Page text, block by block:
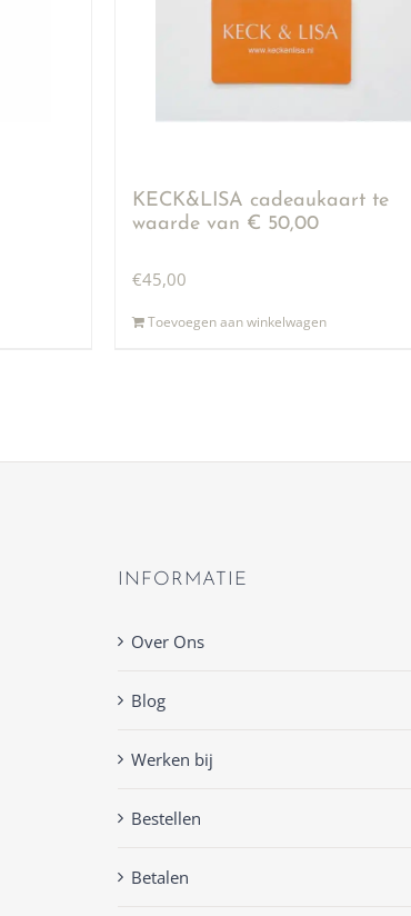
KECK&LISA cadeaukaart te
waarde van € 50,00
€45,00
Toevoegen aan winkelwagen
INFORMATIE
Over Ons
Blog
Werken bij
Bestellen
Betalen